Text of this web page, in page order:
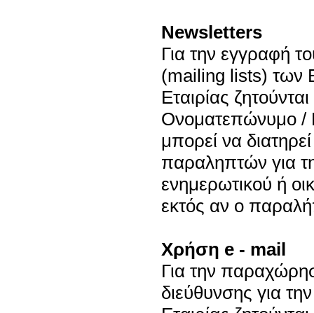
Newsletters
Για την εγγραφή
(mailing lists) των
Εταιρίας
Ονοματεπώνυμο /
μπορεί να
παραληπτών για
ενημερωτικού ή
εκτός αν ο
Χρήση e - mail
Για την
διεύθυνσης για